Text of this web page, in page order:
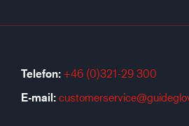
Telefon: +46 (0)321-29 300
E-mail: